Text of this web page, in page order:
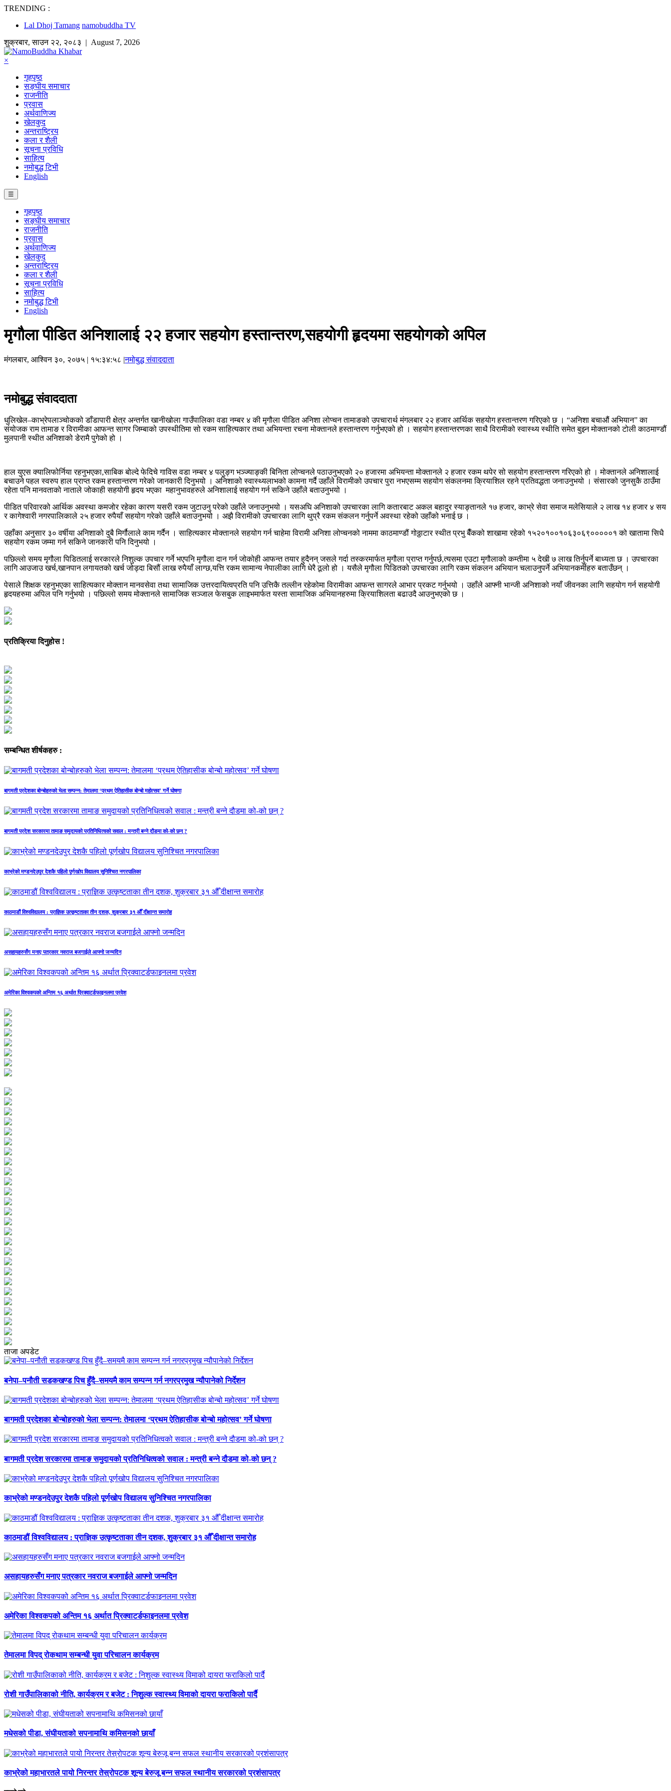
TRENDING :
Lal Dhoj Tamang namobuddha TV
शुक्रबार,साउन २२, २०८३ | August 7, 2026
×
गृहपृष्ठ
सङ्घीय समाचार
राजनीति
प्रवास
अर्थवाणिज्य
खेलकुद
अन्तराष्ट्रिय
कला र शैली
सूचना प्रविधि
साहित्य
नमोबुद्ध टिभी
English
☰
गृहपृष्ठ
सङ्घीय समाचार
राजनीति
प्रवास
अर्थवाणिज्य
खेलकुद
अन्तराष्ट्रिय
कला र शैली
सूचना प्रविधि
साहित्य
नमोबुद्ध टिभी
English
मृगौला पीडित अनिशालाई २२ हजार सहयोग हस्तान्तरण,सहयोगी हृदयमा सहयोगको अपिल
मंगलबार, आश्विन ३०, २०७५ | १५:३४:५८ |नमोबुद्ध संवाददाता
नमोबुद्ध संवाददाता
धुलिखेल–काभ्रेपलाञ्चोकको डाँडापारी क्षेत्र अन्तर्गत खानीखोला गाउँपालिका वडा नम्बर ४ की मृगौला पीडित अनिशा लोप्चन तामाङको उपचारार्थ मंगलबार २२ हजार आर्थिक सहयोग हस्तान्तरण गरिएको छ । “अनिशा बचाऔं अभियान” का
संयोजक राम तामाङ र विरामीका आफन्त सागर जिम्बाको उपस्थीतिमा सो रकम साहित्यकार तथा अभियन्ता रचना मोक्तानले हस्तान्तरण गर्नुभएको हो । सहयोग हस्तान्तरणका साथै विरामीको स्वास्थ्य स्थीति समेत बुझ्न मोक्तानको टोली काठमाण्डौं
मुलपानी स्थीत अनिशाको डेरामै पुगेको हो ।
हाल युएस क्यालिफोर्निया रहनुभएका,साबिक बोल्दे फेदिचे गाविस वडा नम्बर ४ पलुङ्ग भञ्ज्याङ्की बिनिता लोप्चनले पठाउनुभएको २० हजारमा अभियन्ता मोक्तानले २ हजार रकम थपेर सो सहयोग हस्तान्तरण गरिएको हो । मोक्तानले अनिशालाई
बचाउने पहल स्वरुप हाल प्राप्त रकम हस्तान्तरण गरेको जानकारी दिनुभयो । अनिशाको स्वास्थ्यलाभको कामना गर्दै उहाँले विरामीको उपचार पुरा नभएसम्म सहयोग संकलनमा क्रियाशिल रहने प्रतिवद्धता जनाउनुभयो । संसारको जुनसुकै ठाउँमा
रहेता पनि मानवताको नाताले जोकाही सहयोगी हृदय भएका महानुभावहरुले अनिशालाई सहयोग गर्न सकिने उहाँले बताउनुभयो ।
पीडित परिवारको आर्थिक अवस्था कमजोर रहेका कारण यसरी रकम जुटाउनु परेको उहाँले जनाउनुभयो । यसअघि अनिशाको उपचारका लागि कतारबाट अकल बहादुर स्याङ्तानले १७ हजार, काभ्रे सेवा समाज मलेसियाले २ लाख १४ हजार ४ सय
र कागेश्वारी नगरपालिकाले २५ हजार रुपैयाँ सहयोग गरेको उहाँले बताउनुभयो । अझै विरामीको उपचारका लागि थुप्रै रकम संकलन गर्नुपर्ने अवस्था रहेको उहाँको भनाई छ ।
उहाँका अनुसार ३० वर्षीया अनिशाको दुबै मिर्गौलाले काम गर्दैन । साहित्यकार मोक्तानले सहयोग गर्न चाहेमा विरामी अनिशा लोप्चनको नाममा काठमाण्डौं गोठ्ठाटार स्थीत प्रभु बैँकको शाखामा रहेको १५२०१००१०६३०६९०००००१ को खातामा सिधै
सहयोग रकम जम्मा गर्न सकिने जानकारी पनि दिनुभयो ।
पछिल्लो समय मृगौला पिडितलाई सरकारले निशुल्क उपचार गर्ने भएपनि मृगौला दान गर्न जोकोही आफन्त तयार हुदैनन् जसले गर्दा तस्करमार्फत मृगौला प्राप्त गर्नुपर्छ,त्यसमा एउटा मृगौलाको कम्तीमा ५ देखी ७ लाख तिर्नुपर्ने बाध्यता छ । उपचारका
लागि आउजाउ खर्च,खानपान लगायतको खर्च जोड्दा बिसौं लाख रुपैयाँ लाग्छ,यत्ति रकम सामान्य नेपालीका लागि धेरै ठूलो हो । यसैले मृगौला पिडितको उपचारका लागि रकम संकलन अभियान चलाउनुपर्ने अभियानकर्मीहरु बताउँछन् ।
पेसाले शिक्षक रहनुभएका साहित्यकार मोक्तान मानवसेवा तथा सामाजिक उत्तरदायित्वप्रति पनि उत्तिकै तल्लीन रहेकोमा विरामीका आफन्त सागरले आभार प्रकट गर्नुभयो । उहाँले आफ्नी भान्जी अनिशाको नयाँ जीवनका लागि सहयोग गर्न सहयोगी
हृदयहरुमा अपिल पनि गर्नुभयो । पछिल्लो समय मोक्तानले सामाजिक सञ्जाल फेसबुक लाइभमार्फत यस्ता सामाजिक अभियानहरुमा क्रियाशिलता बढाउदै आउनुभएको छ ।
प्रतिक्रिया दिनुहोस !
सम्बन्धित शीर्षकहरु :
बागमती प्रदेशका बोन्बोहरुको भेला सम्पन्न: तेमालमा ‘प्रथम ऐतिहासीक बोन्बो महोत्सव’ गर्ने घोषणा
बागमती प्रदेश सरकारमा तामाङ समुदायको प्रतिनिधित्वको सवाल : मन्त्री बन्ने दौडमा को‐को छन् ?
काभ्रेको मण्डनदेउपुर देशकै पहिलो पूर्णखोप विद्यालय सुनिश्चित नगरपालिका
काठमाडौं विश्वविद्यालय : प्राज्ञिक उत्कृष्टताका तीन दशक, शुक्रबार ३१ औँ दीक्षान्त समारोह
असहायहरुसँग मनाए पत्रकार नवराज बजगाईले आफ्नो जन्मदिन
अमेरिका विश्वकपको अन्तिम १६ अर्थात प्रिक्वाटर्डफाइनलमा प्रवेश
ताजा अपडेट
बनेपा–पनौती सडकखण्ड पिच हुँदै–समयमै काम सम्पन्न गर्न नगरप्रमुख न्यौपानेको निर्देशन
बागमती प्रदेशका बोन्बोहरुको भेला सम्पन्न: तेमालमा ‘प्रथम ऐतिहासीक बोन्बो महोत्सव’ गर्ने घोषणा
बागमती प्रदेश सरकारमा तामाङ समुदायको प्रतिनिधित्वको सवाल : मन्त्री बन्ने दौडमा को‐को छन् ?
काभ्रेको मण्डनदेउपुर देशकै पहिलो पूर्णखोप विद्यालय सुनिश्चित नगरपालिका
काठमाडौं विश्वविद्यालय : प्राज्ञिक उत्कृष्टताका तीन दशक, शुक्रबार ३१ औँ दीक्षान्त समारोह
असहायहरुसँग मनाए पत्रकार नवराज बजगाईले आफ्नो जन्मदिन
अमेरिका विश्वकपको अन्तिम १६ अर्थात प्रिक्वाटर्डफाइनलमा प्रवेश
तेमालमा विपद् रोकथाम सम्बन्धी युवा परिचालन कार्यक्रम
रोशी गाउँपालिकाको नीति, कार्यक्रम र बजेट : निशुल्क स्वास्थ्य विमाको दायरा फराकिलो पार्दै
मधेसको पीडा, संघीयताको सपनामाथि कमिसनको छायाँ
काभ्रेको महाभारतले पायो निरन्तर तेस्रोपटक शून्य बेरुजू बन्न सफल स्थानीय सरकारको प्रशंसापत्र